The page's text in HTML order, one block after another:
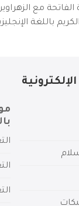
مع الزهراوين
باللغة